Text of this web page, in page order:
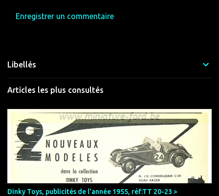
m
n
t
a
i
r
Enregistrer un commentaire
Libellés
Articles les plus consultés
Dinky Toys, publicités de l'année 1955, réf:TT 20-23 >